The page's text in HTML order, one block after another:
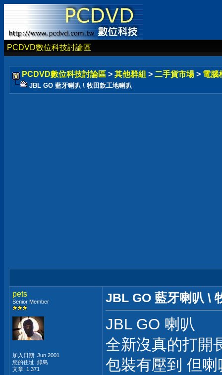
PCDVD數位科技討論區
PCDVD數位科技討論區 > 其他群組 > 二手貨市場 > 電腦
JBL GO 藍牙喇叭 \ 牧田款工地喇叭
pets
Senior Member
加入日期: Jun 2001
您的住址: 綠島
文章: 1,371
JBL GO 藍牙喇叭 \
JBL GO 喇叭
全新沒真的打開
包裝有壓到 但喇